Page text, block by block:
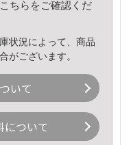
こちら をご確認くだ
状況によって、商品
がございます。
いて
について